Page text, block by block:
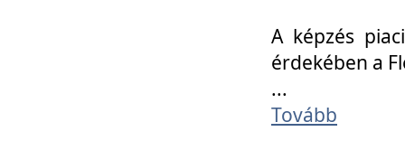
A képzés
érdekében a
...
Tovább